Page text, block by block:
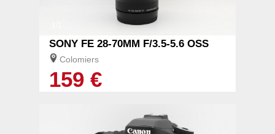
SONY FE 28-70MM F/3.5-5.6 OSS
Colomiers
159 €